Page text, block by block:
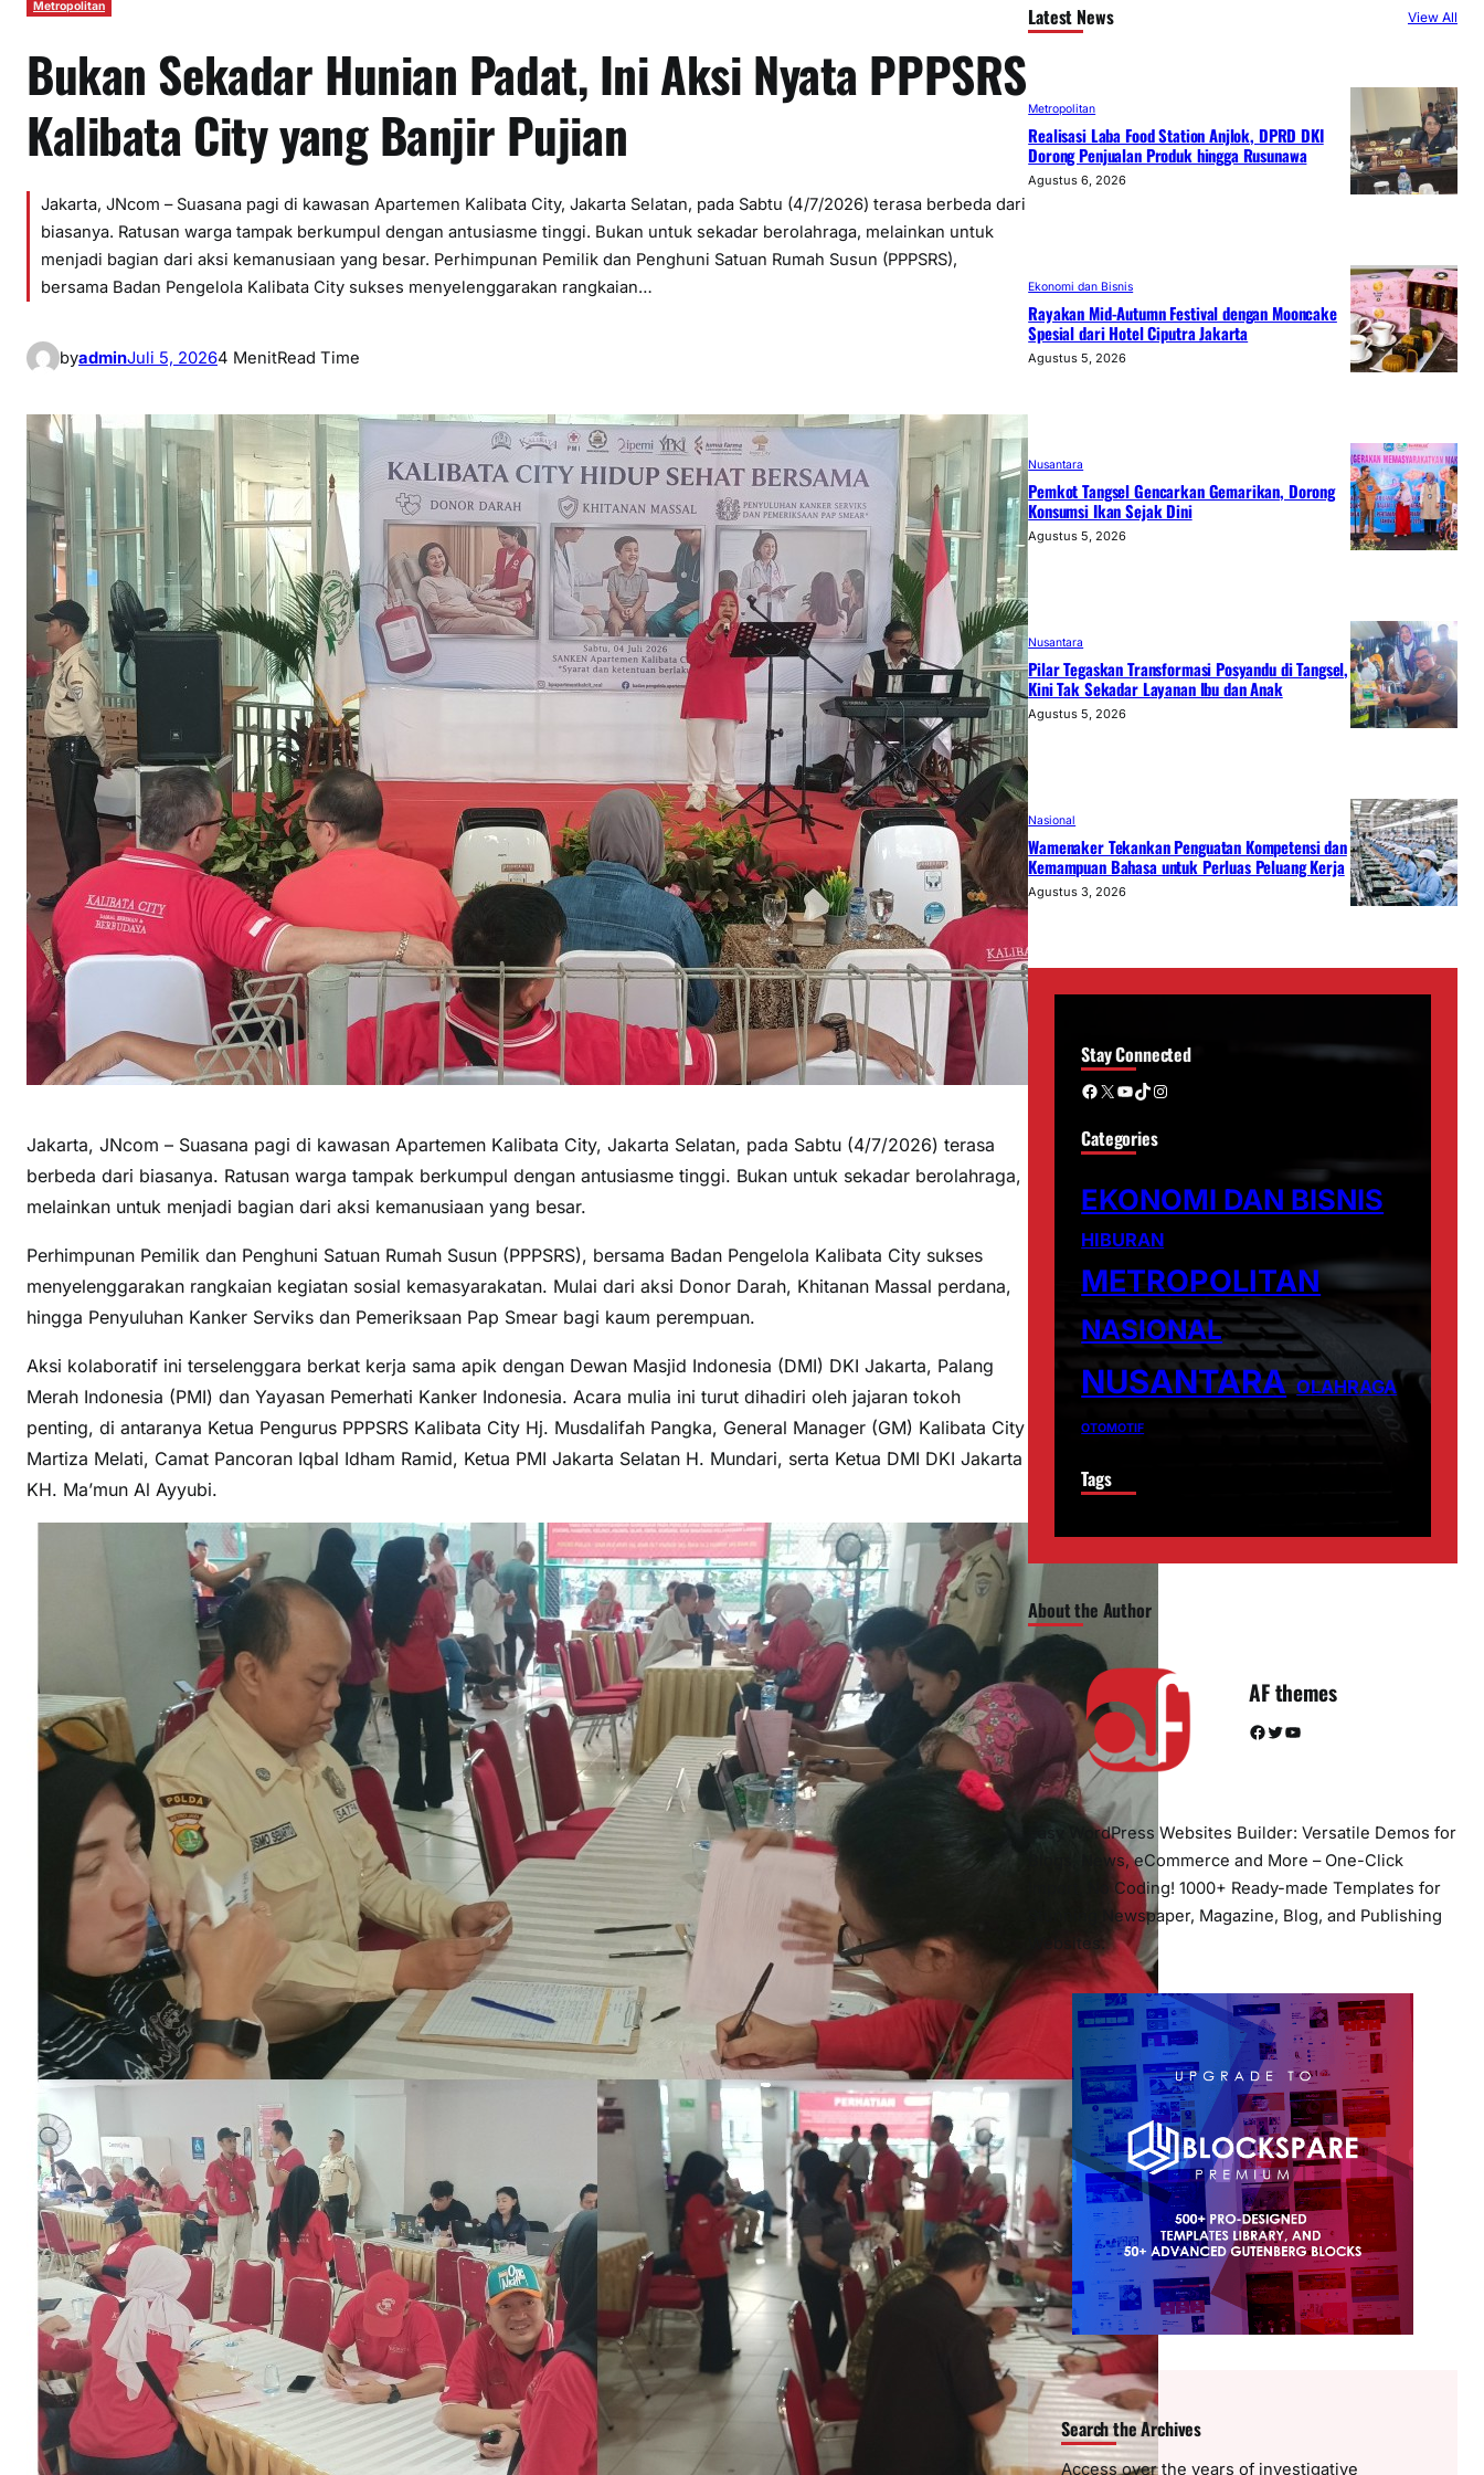
Metropolitan
Bukan Sekadar Hunian Padat, Ini Aksi Nyata PPPSRS
Kalibata City yang Banjir Pujian
Jakarta, JNcom – Suasana pagi di kawasan Apartemen Kalibata City, Jakarta Selatan, pada Sabtu (4/7/2026) terasa berbeda dari
biasanya. Ratusan warga tampak berkumpul dengan antusiasme tinggi. Bukan untuk sekadar berolahraga, melainkan untuk
menjadi bagian dari aksi kemanusiaan yang besar. Perhimpunan Pemilik dan Penghuni Satuan Rumah Susun (PPPSRS),
bersama Badan Pengelola Kalibata City sukses menyelenggarakan rangkaian…
byadminJuli 5, 20264 MenitRead Time
Jakarta, JNcom – Suasana pagi di kawasan Apartemen Kalibata City, Jakarta Selatan, pada Sabtu (4/7/2026) terasa
berbeda dari biasanya. Ratusan warga tampak berkumpul dengan antusiasme tinggi. Bukan untuk sekadar berolahraga,
melainkan untuk menjadi bagian dari aksi kemanusiaan yang besar.
Perhimpunan Pemilik dan Penghuni Satuan Rumah Susun (PPPSRS), bersama Badan Pengelola Kalibata City sukses
menyelenggarakan rangkaian kegiatan sosial kemasyarakatan. Mulai dari aksi Donor Darah, Khitanan Massal perdana,
hingga Penyuluhan Kanker Serviks dan Pemeriksaan Pap Smear bagi kaum perempuan.
Aksi kolaboratif ini terselenggara berkat kerja sama apik dengan Dewan Masjid Indonesia (DMI) DKI Jakarta, Palang
Merah Indonesia (PMI) dan Yayasan Pemerhati Kanker Indonesia. Acara mulia ini turut dihadiri oleh jajaran tokoh
penting, di antaranya Ketua Pengurus PPPSRS Kalibata City Hj. Musdalifah Pangka, General Manager (GM) Kalibata City
Martiza Melati, Camat Pancoran Iqbal Idham Ramid, Ketua PMI Jakarta Selatan H. Mundari, serta Ketua DMI DKI Jakarta
KH. Ma’mun Al Ayyubi.
Latest News View All
Metropolitan
Realisasi Laba Food Station Anjlok, DPRD DKI
Dorong Penjualan Produk hingga Rusunawa
Agustus 6, 2026
Ekonomi dan Bisnis
Rayakan Mid-Autumn Festival dengan Mooncake
Spesial dari Hotel Ciputra Jakarta
Agustus 5, 2026
Nusantara
Pemkot Tangsel Gencarkan Gemarikan, Dorong
Konsumsi Ikan Sejak Dini
Agustus 5, 2026
Nusantara
Pilar Tegaskan Transformasi Posyandu di Tangsel,
Kini Tak Sekadar Layanan Ibu dan Anak
Agustus 5, 2026
Nasional
Wamenaker Tekankan Penguatan Kompetensi dan
Kemampuan Bahasa untuk Perluas Peluang Kerja
Agustus 3, 2026
Stay Connected
Facebook X YouTube TikTok Instagram
Categories
EKONOMI DAN BISNIS
HIBURAN
METROPOLITAN
NASIONAL
NUSANTARA OLAHRAGA
OTOMOTIF
Tags
About the Author
AF themes
Facebook Twitter YouTube
Easy WordPress Websites Builder: Versatile Demos for
Blogs, News, eCommerce and More – One-Click
Import, No Coding! 1000+ Ready-made Templates for
Stunning Newspaper, Magazine, Blog, and Publishing
Websites.
Search the Archives
Access over the years of investigative